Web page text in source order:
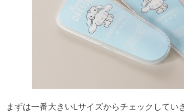
まずは一番大きいLサイズからチェックしてい